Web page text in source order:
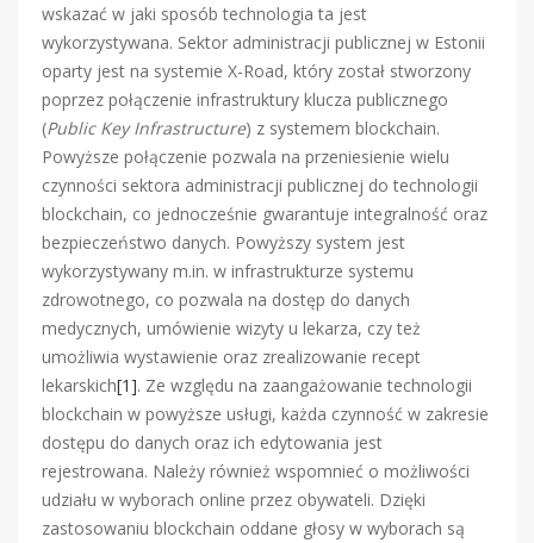
wskazać w jaki sposób technologia ta jest
wykorzystywana. Sektor administracji publicznej w Estonii
oparty jest na systemie X-Road, który został stworzony
poprzez połączenie infrastruktury klucza publicznego
(Public Key Infrastructure) z systemem blockchain.
Powyższe połączenie pozwala na przeniesienie wielu
czynności sektora administracji publicznej do technologii
blockchain, co jednocześnie gwarantuje integralność oraz
bezpieczeństwo danych. Powyższy system jest
wykorzystywany m.in. w infrastrukturze systemu
zdrowotnego, co pozwala na dostęp do danych
medycznych, umówienie wizyty u lekarza, czy też
umożliwia wystawienie oraz zrealizowanie recept
lekarskich[1]. Ze względu na zaangażowanie technologii
blockchain w powyższe usługi, każda czynność w zakresie
dostępu do danych oraz ich edytowania jest
rejestrowana. Należy również wspomnieć o możliwości
udziału w wyborach online przez obywateli. Dzięki
zastosowaniu blockchain oddane głosy w wyborach są